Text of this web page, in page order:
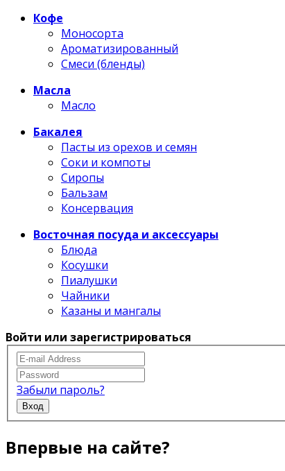
Кофе
Моносорта
Ароматизированный
Смеси (бленды)
Масла
Масло
Бакалея
Пасты из орехов и семян
Соки и компоты
Сиропы
Бальзам
Консервация
Восточная посуда и аксессуары
Блюда
Косушки
Пиалушки
Чайники
Казаны и мангалы
Войти или зарегистрироваться
Забыли пароль?
Вход
Впервые на сайте?